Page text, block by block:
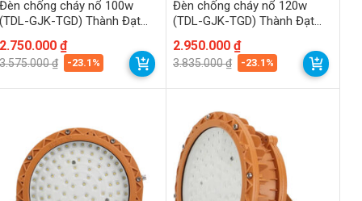
Đèn chống cháy nổ 100w
(TDL-GJK-TGD) Thành Đạt
3.575.000₫
Giá
gốc
là:
2.750.000 ₫
Giá
hiện
tại
₫.
-23.1%
Đèn chống cháy nổ 120w
(TDL-GJK-TGD) Thành Đạt
3.835.000₫
Giá
gốc
là:
2.950.000 ₫
Giá
hiện
tại
2.950.000 ₫.
-23.1%